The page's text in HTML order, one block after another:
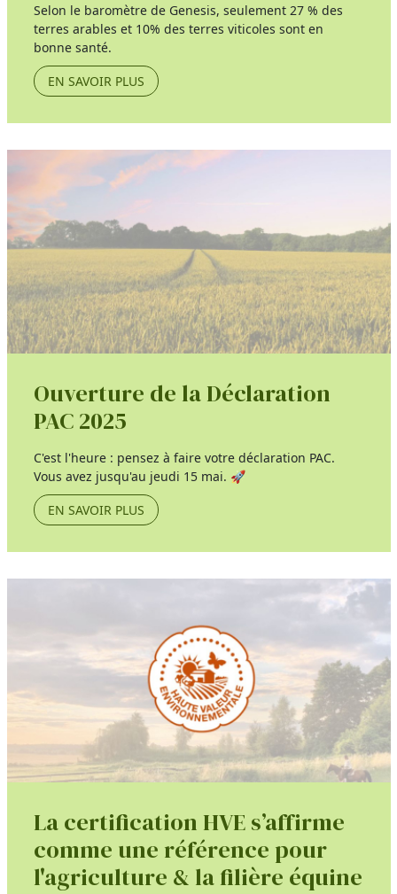
Selon le baromètre de Genesis, seulement 27 % des
terres arables et 10% des terres viticoles sont en
bonne santé.
EN SAVOIR PLUS
Ouverture de la Déclaration
PAC 2025
C'est l'heure : pensez à faire votre déclaration PAC.
Vous avez jusqu'au jeudi 15 mai. 🚀
EN SAVOIR PLUS
La certification HVE s’affirme
comme une référence pour
l'agriculture & la filière équine